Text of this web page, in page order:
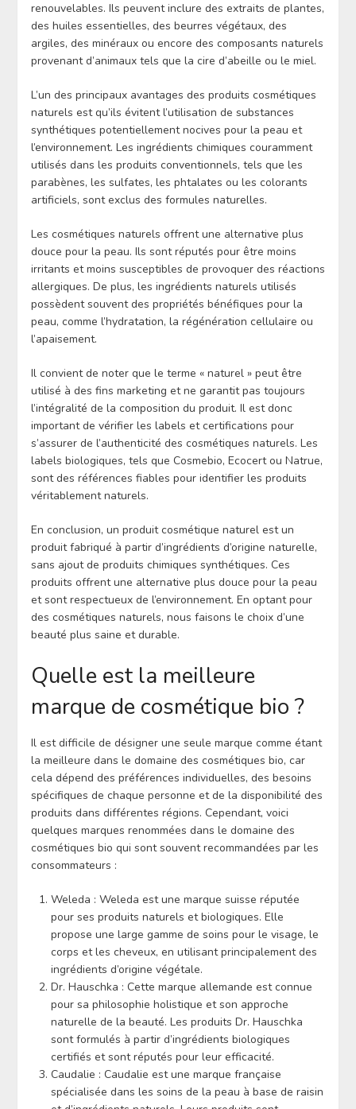
renouvelables. Ils peuvent inclure des extraits de plantes,
des huiles essentielles, des beurres végétaux, des
argiles, des minéraux ou encore des composants naturels
provenant d’animaux tels que la cire d’abeille ou le miel.
L’un des principaux avantages des produits cosmétiques
naturels est qu’ils évitent l’utilisation de substances
synthétiques potentiellement nocives pour la peau et
l’environnement. Les ingrédients chimiques couramment
utilisés dans les produits conventionnels, tels que les
parabènes, les sulfates, les phtalates ou les colorants
artificiels, sont exclus des formules naturelles.
Les cosmétiques naturels offrent une alternative plus
douce pour la peau. Ils sont réputés pour être moins
irritants et moins susceptibles de provoquer des réactions
allergiques. De plus, les ingrédients naturels utilisés
possèdent souvent des propriétés bénéfiques pour la
peau, comme l’hydratation, la régénération cellulaire ou
l’apaisement.
Il convient de noter que le terme « naturel » peut être
utilisé à des fins marketing et ne garantit pas toujours
l’intégralité de la composition du produit. Il est donc
important de vérifier les labels et certifications pour
s’assurer de l’authenticité des cosmétiques naturels. Les
labels biologiques, tels que Cosmebio, Ecocert ou Natrue,
sont des références fiables pour identifier les produits
véritablement naturels.
En conclusion, un produit cosmétique naturel est un
produit fabriqué à partir d’ingrédients d’origine naturelle,
sans ajout de produits chimiques synthétiques. Ces
produits offrent une alternative plus douce pour la peau
et sont respectueux de l’environnement. En optant pour
des cosmétiques naturels, nous faisons le choix d’une
beauté plus saine et durable.
Quelle est la meilleure
marque de cosmétique bio ?
Il est difficile de désigner une seule marque comme étant
la meilleure dans le domaine des cosmétiques bio, car
cela dépend des préférences individuelles, des besoins
spécifiques de chaque personne et de la disponibilité des
produits dans différentes régions. Cependant, voici
quelques marques renommées dans le domaine des
cosmétiques bio qui sont souvent recommandées par les
consommateurs :
Weleda : Weleda est une marque suisse réputée
pour ses produits naturels et biologiques. Elle
propose une large gamme de soins pour le visage, le
corps et les cheveux, en utilisant principalement des
ingrédients d’origine végétale.
Dr. Hauschka : Cette marque allemande est connue
pour sa philosophie holistique et son approche
naturelle de la beauté. Les produits Dr. Hauschka
sont formulés à partir d’ingrédients biologiques
certifiés et sont réputés pour leur efficacité.
Caudalie : Caudalie est une marque française
spécialisée dans les soins de la peau à base de raisin